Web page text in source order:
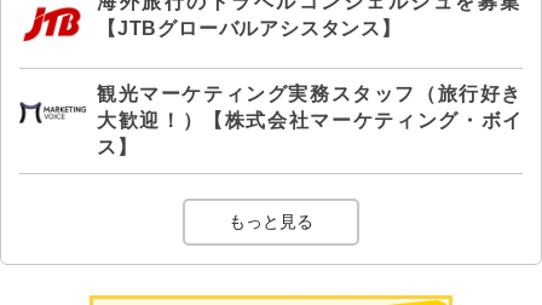
【JTBグローバルアシスタンス】
観光マーケティング実務スタッフ（旅行好き
大歓迎！）【株式会社マーケティング・ボイ
ス】
もっと見る